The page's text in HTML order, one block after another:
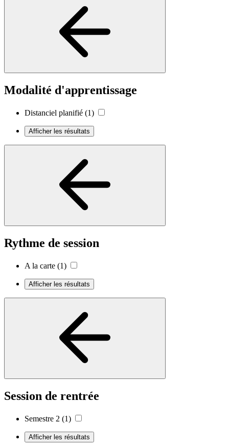
Modalité d'apprentissage
Distanciel planifié (1)
Afficher les résultats
Rythme de session
A la carte (1)
Afficher les résultats
Session de rentrée
Semestre 2 (1)
Afficher les résultats